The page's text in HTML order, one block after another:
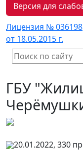
Версия для
Лицензия № 036198
от 18.05.2015 г.
ГБУ
20.01.2022, 330